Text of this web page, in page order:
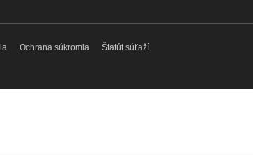
Ochrana súkromia
Štatút súťaží